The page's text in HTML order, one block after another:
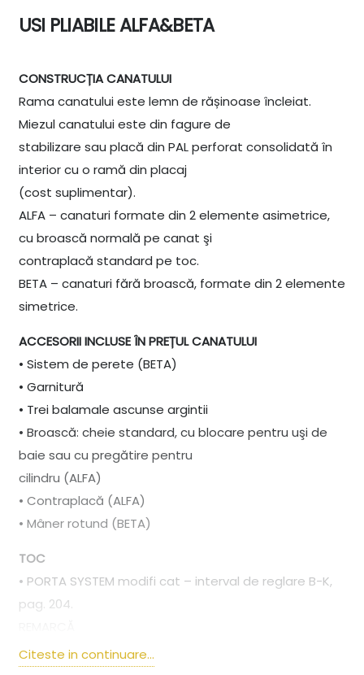
USI PLIABILE ALFA&BETA
CONSTRUCȚIA CANATULUI
Rama canatului este lemn de rășinoase încleiat.
Miezul canatului este din fagure de
stabilizare sau placă din PAL perforat consolidată în
interior cu o ramă din placaj
(cost suplimentar).
ALFA – canaturi formate din 2 elemente asimetrice,
cu broască normală pe canat şi
contraplacă standard pe toc.
BETA – canaturi fără broască, formate din 2 elemente
simetrice.
ACCESORII INCLUSE ÎN PREȚUL CANATULUI
• Sistem de perete (BETA)
• Garnitură
• Trei balamale ascunse argintii
• Broască: cheie standard, cu blocare pentru uşi de
baie sau cu pregătire pentru
cilindru (ALFA)
• Contraplacă (ALFA)
• Mâner rotund (BETA)
TOC
• PORTA SYSTEM modifi cat – interval de reglare B-K,
pag. 204.
• Agrement tehnic AT016-02/383-2019, CTPC Bucuresti
Citeste in continuare...